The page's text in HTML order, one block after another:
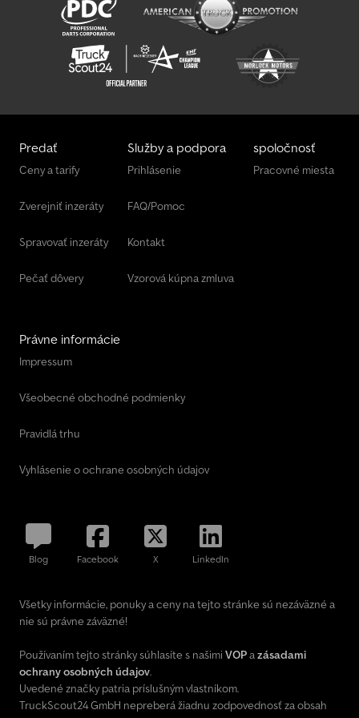
Predať
Ceny a tarify
Zverejniť inzeráty
Spravovať inzeráty
Pečať dôvery
Služby a podpora
Prihlásenie
FAQ/Pomoc
Kontakt
Vzorová kúpna zmluva
spoločnosť
Pracovné miesta
Právne informácie
Impressum
Všeobecné obchodné podmienky
Pravidlá trhu
Vyhlásenie o ochrane osobných údajov
Blog Facebook X LinkedIn
Všetky informácie, ponuky a ceny na tejto stránke sú nezáväzné a
nie sú právne záväzné!
Používaním tejto stránky súhlasíte s našimi VOPazásadami
ochrany osobných údajov.
Uvedené značky patria príslušným vlastníkom.
TruckScout24 GmbH nepreberá žiadnu zodpovednosť za obsah